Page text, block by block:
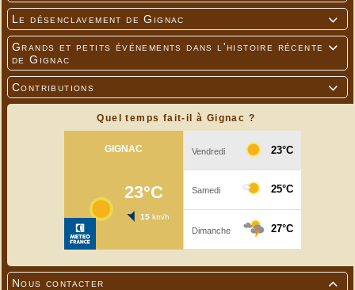

Le désenclavement de Gignac

Grands et petits événements dans l'histoire récente
de Gignac

Contributions
Quel temps fait-il à Gignac ?

Nous contacter